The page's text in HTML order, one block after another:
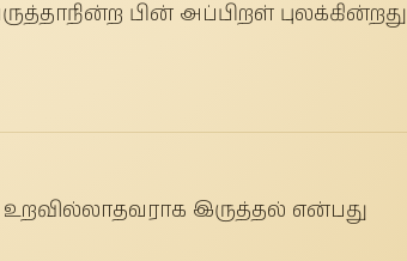
பின் அப்பிறள் புலக்கின்றது
இருத்தல் என்பது